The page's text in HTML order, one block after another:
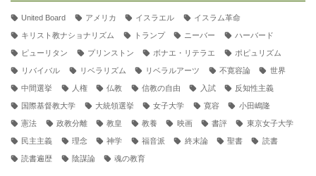
United Board アメリカ イスラエル イスラム革命
キリスト教ナショナリズム トランプ ニーバー ハーバード
ピューリタン プリンストン ボナエ・リテラエ ポピュリズム
リバイバル リベラリズム リベラルアーツ 不寛容論 世界
中間選挙 人権 仏教 信教の自由 入試 反知性主義
国際基督教大学 大統領選挙 女子大学 寛容 小田嶋隆
憲法 政教分離 教皇 教養 映画 書評 東京女子大学
民主主義 理念 神学 福音派 終末論 聖書 読書
読書遍歴 陰謀論 魂の教育